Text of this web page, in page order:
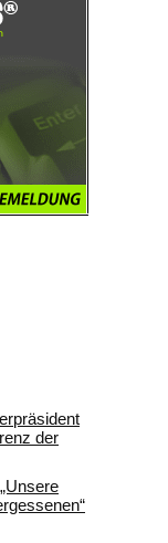
der